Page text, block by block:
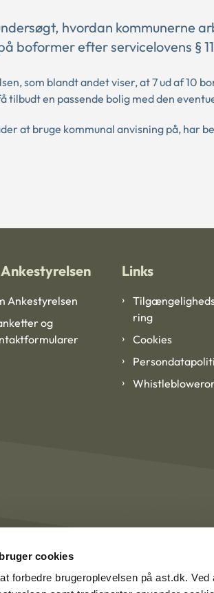
cookies
forbedre brugeroplevelsen på ast.dk.
hvordan kommunerne
boformer efter servicelovens §
som blandt andet viser, at 7 ud af 10
tilbudt en passende bolig med den
at bruge kommunal anvisning på, har
Ankestyrelsen
og
Links
ring
Cookies